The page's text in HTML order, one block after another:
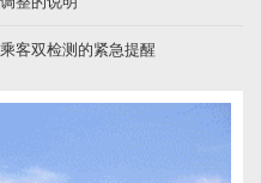
客双检测的紧急提醒